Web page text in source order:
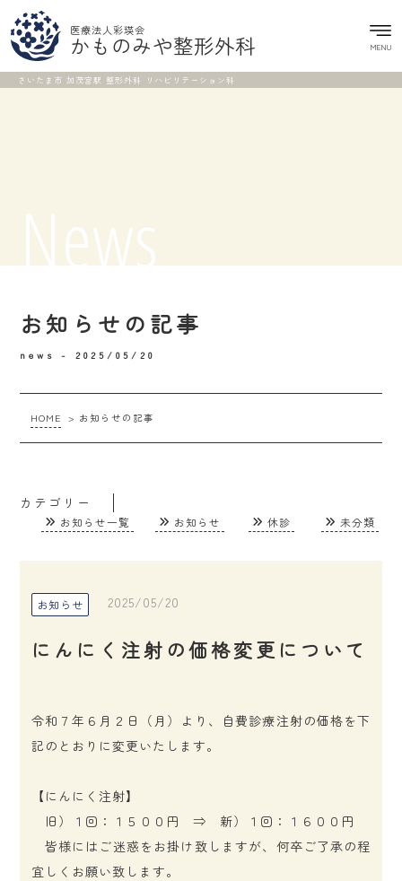
さいたま市 加茂宮駅 整形外科 リハビリテーション科
医療法人彩瑛会
かものみや整形外科 MENU
News
お知らせの記事
news -2025/05/20
HOME > お知らせの記事
カテゴリー
お知らせ一覧 お知らせ 休診 未分類
お知らせ 2025/05/20
にんにく注射の価格変更について
令和７年６月２日（月）より、自費診療注射の価格を下
記のとおりに変更いたします。
【にんにく注射】
旧）１回：１５００円 ⇒ 新）１回：１６００円
皆様にはご迷惑をお掛け致しますが、何卒ご了承の程
宜しくお願い致します。